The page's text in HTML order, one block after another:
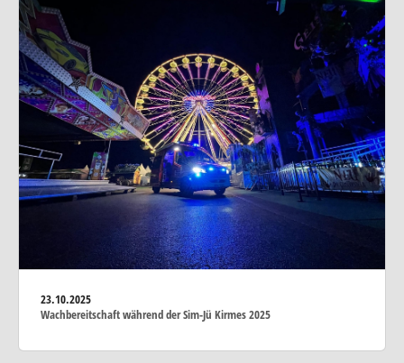
23.10.2025
Wachbereitschaft während der Sim-Jü Kirmes 2025